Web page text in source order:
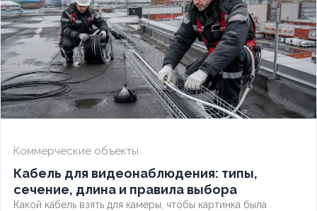
Коммерческие объекты
Кабель для видеонаблюдения: типы,
сечение, длина и правила выбора
Какой кабель взять для камеры, чтобы картинка была